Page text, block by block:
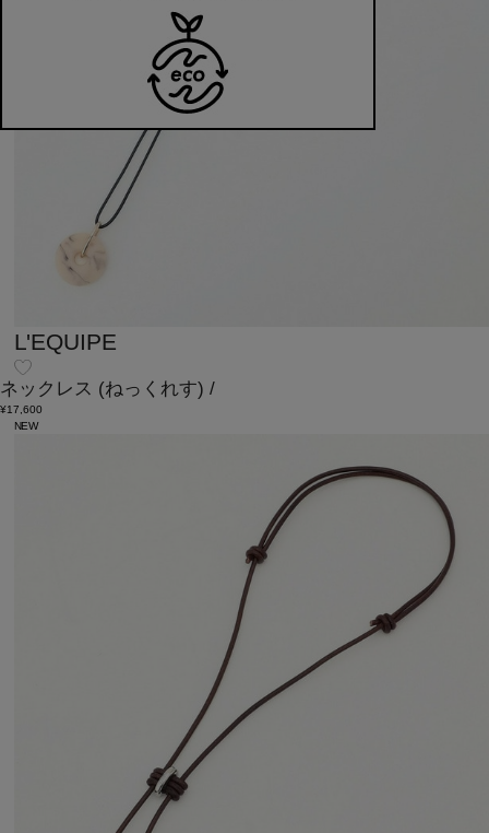
L'EQUIPE
ネックレス (ねっくれす) /
¥17,600
NEW